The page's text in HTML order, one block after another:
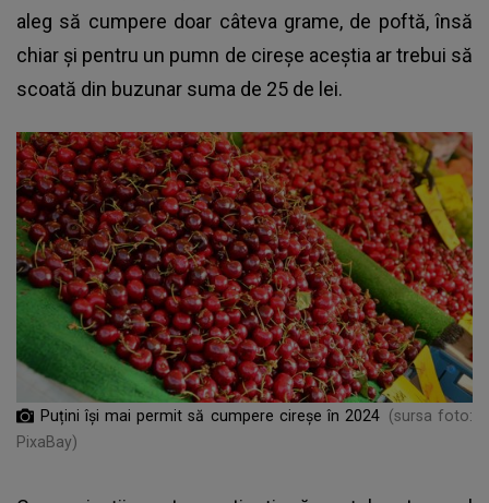
aleg să cumpere doar câteva grame, de poftă, însă
chiar și pentru un pumn de cireșe aceștia ar trebui să
scoată din buzunar suma de 25 de lei.
Puțini își mai permit să cumpere cireșe în 2024 (sursa foto:
PixaBay)